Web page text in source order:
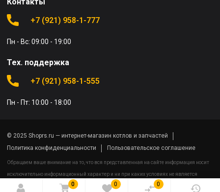
0 0 0
+7 (921) 958-1-777
Пн - Вс: 09:00 - 19:00
Тех. поддержка
+7 (921) 958-1-555
Пн - Пт: 10:00 - 18:00
© 2025 Shoprs.ru — интернет-магазин котлов и запчастей
Политика конфиденциальности
Пользовательское соглашение
Обращаем ваше внимание на то, что вся представленная на сайте информация носит
исключительно информационный характер и ни при каких условиях не является
публичной офертой определяемой положениями Статьи 437(2) Гражданского кодекса